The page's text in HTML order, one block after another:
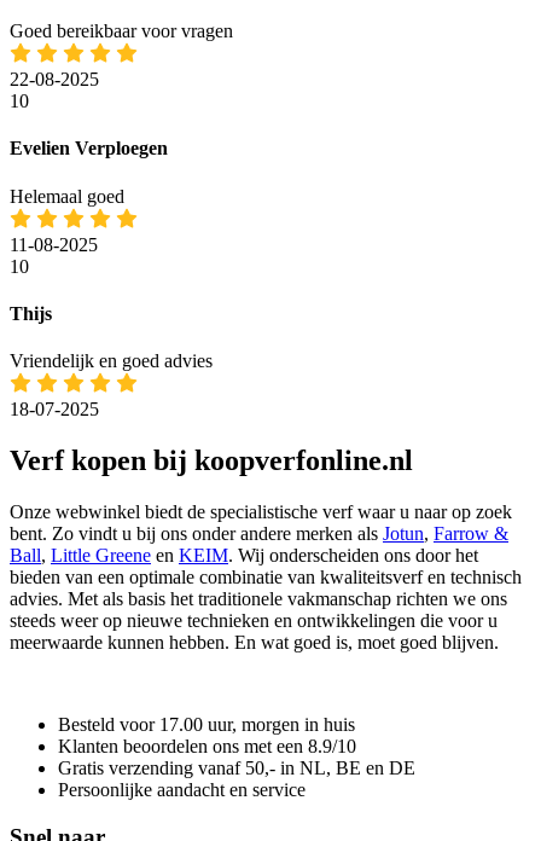
Goed bereikbaar voor vragen
22-08-2025
10
Evelien Verploegen
Helemaal goed
11-08-2025
10
Thijs
Vriendelijk en goed advies
18-07-2025
Verf kopen bij koopverfonline.nl
Onze webwinkel biedt de specialistische verf waar u naar op zoek
bent. Zo vindt u bij ons onder andere merken als Jotun, Farrow &
Ball, Little Greene en KEIM. Wij onderscheiden ons door het
bieden van een optimale combinatie van kwaliteitsverf en technisch
advies. Met als basis het traditionele vakmanschap richten we ons
steeds weer op nieuwe technieken en ontwikkelingen die voor u
meerwaarde kunnen hebben. En wat goed is, moet goed blijven.
Besteld voor 17.00 uur, morgen in huis
Klanten beoordelen ons met een 8.9/10
Gratis verzending vanaf 50,- in NL, BE en DE
Persoonlijke aandacht en service